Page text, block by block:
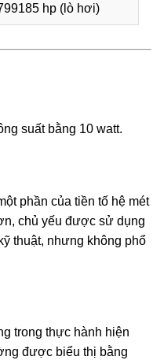
hp (lò hơi)
suất bằng 10 watt.
phần của tiền tố hệ mét
chủ yếu được sử dụng
thuật, nhưng không phổ
trong thực hành hiện
được biểu thị bằng